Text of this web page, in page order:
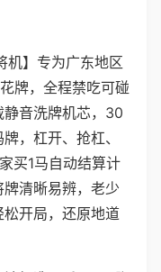
机】专为广东地区
牌，全程禁吃可碰
音洗牌机芯，30
，杠开、抢杠、
买1马自动结算计
清晰易辨，老少
开局，还原地道